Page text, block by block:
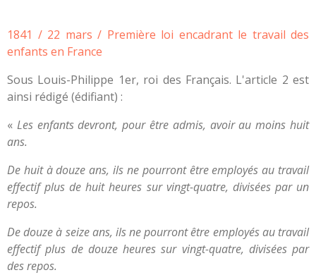
1841 / 22 mars / Première loi encadrant le travail des
enfants en France
Sous Louis-Philippe 1er, roi des Français. L'article 2 est
ainsi rédigé (édifiant) :
« Les enfants devront, pour être admis, avoir au moins huit
ans.
De huit à douze ans, ils ne pourront être employés au travail
effectif plus de huit heures sur vingt-quatre, divisées par un
repos.
De douze à seize ans, ils ne pourront être employés au travail
effectif plus de douze heures sur vingt-quatre, divisées par
des repos.